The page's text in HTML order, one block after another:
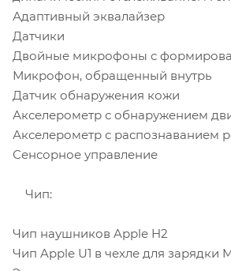
Адаптивный эквалайзер
Датчики
Двойные микрофоны с
Микрофон, обращенный внутрь
Датчик обнаружения кожи
Акселерометр с обнаружением
Акселерометр с распознаванием
Сенсорное управление
Чип:
Чип наушников Apple H2
Чип Apple U1 в чехле для зарядки